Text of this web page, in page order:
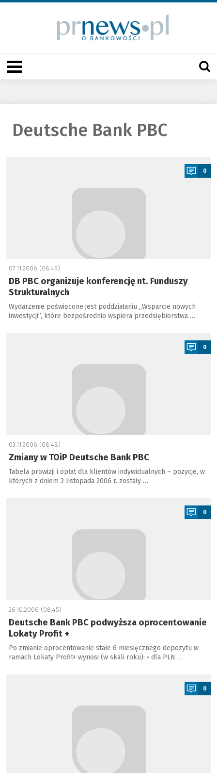
Deutsche Bank PBC
0
07.11.2006 (08:49)
DB PBC organizuje konferencję nt. Funduszy
Strukturalnych
Wydarzenie poświęcone jest poddziałaniu „Wsparcie nowych
inwestycji”, które bezpośrednio wspiera przedsiębiorstwa …
0
03.11.2006 (08:48)
Zmiany w TOiP Deutsche Bank PBC
Tabela prowizji i opłat dla klientów indywidualnych – pozycje, w
których z dniem 2 listopada 2006 r. zostały …
0
26.10.2006 (08:45)
Deutsche Bank PBC podwyższa oprocentowanie
Lokaty Profit +
Po zmianie oprocentowanie stałe 6 miesięcznego depozytu w
ramach Lokaty Profit+ wynosi (w skali roku): • dla PLN …
0